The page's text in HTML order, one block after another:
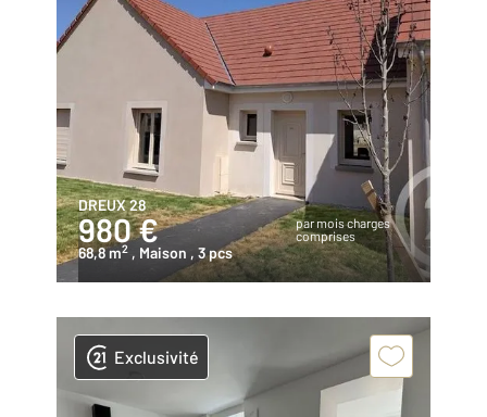
DREUX 28
980 €
par mois charges
comprises
68,8 m2 , Maison , 3 pcs
Exclusivité